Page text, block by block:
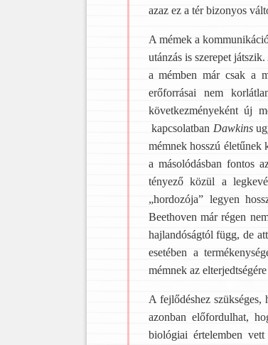
azaz ez a tér bizonyos
A mémek a
utánzás is szerepet
a mémben már csak a
erőforrásai nem
következményeként új
kapcsolatban Dawkins
mémnek hosszú
a másolódásban fontos
tényező közül a
„hordozója” legyen
Beethoven már régen
hajlandóságtól függ, de
esetében a
mémnek az
A fejlődéshez
azonban előfordulhat,
biológiai értelemben